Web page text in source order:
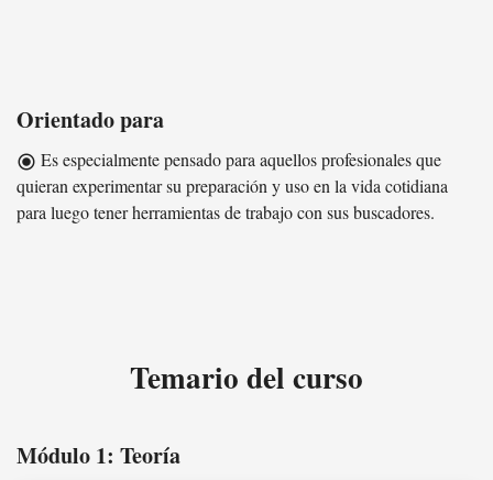
Orientado para
radio_button_checked Es especialmente pensado para aquellos profesionales que
quieran experimentar su preparación y uso en la vida cotidiana
para luego tener herramientas de trabajo con sus buscadores.
Temario del curso
Módulo 1: Teoría